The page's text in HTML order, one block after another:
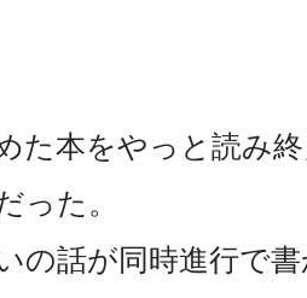
た本をやっと読み
った。
の話が同時進行で